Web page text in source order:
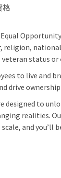
格
Equal
religion,
status
to live and
drive
designed to
realities.
and you’ll